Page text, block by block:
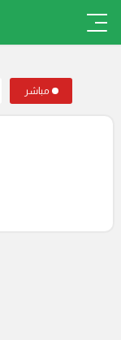
مباشر